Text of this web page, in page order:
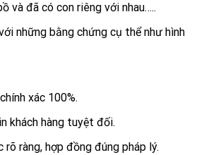
và đã có con riêng với nhau…..
những bằng chứng cụ thể như hình
xác 100%.
khách hàng tuyệt đối.
rõ ràng, hợp đồng đúng pháp lý.